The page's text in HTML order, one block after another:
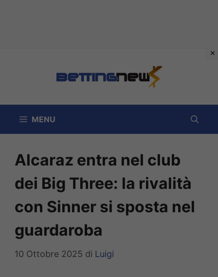
MENU
Alcaraz entra nel club
dei Big Three: la rivalità
con Sinner si sposta nel
guardaroba
10 Ottobre 2025 di Luigi